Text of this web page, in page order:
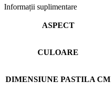
Informații suplimentare
ASPECT
CULOARE
DIMENSIUNE PASTILA CM